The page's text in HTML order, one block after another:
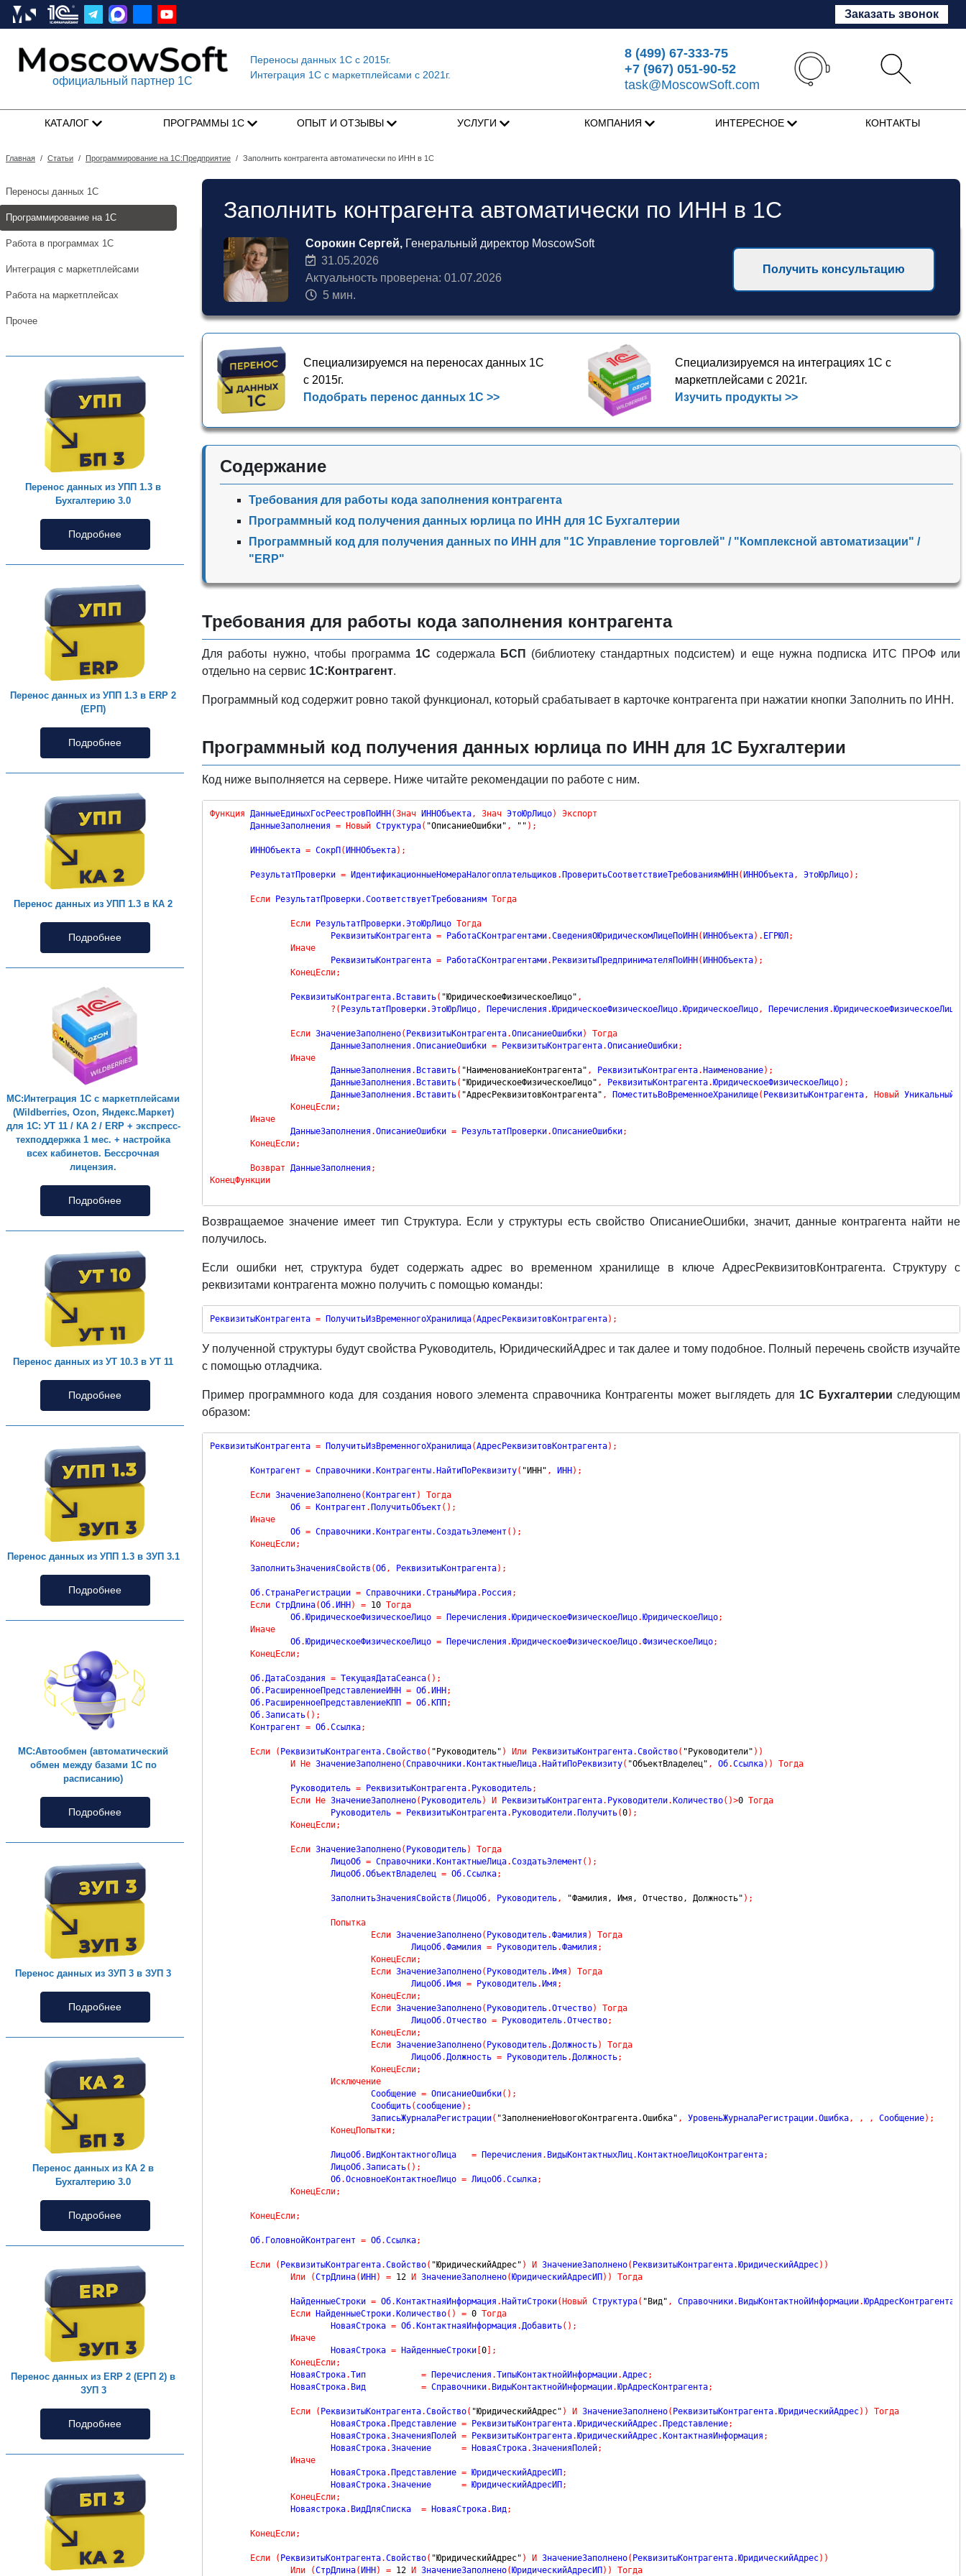
Заказать звонок
официальный партнер 1С
Переносы данных 1Сс 2015г.
Интеграция 1C с маркетплейсами с 2021г.
8 (499) 67-333-75
+7 (967) 051-90-52
task@MoscowSoft.com
КАТАЛОГ ПРОГРАММЫ 1С ОПЫТ И ОТЗЫВЫ УСЛУГИ КОМПАНИЯ ИНТЕРЕСНОЕ КОНТАКТЫ
Главная / Статьи / Программирование на 1С:Предприятие / Заполнить контрагента автоматически по ИНН в 1С
Переносы данных 1С
Программирование на 1С
Работа в программах 1С
Интеграция с маркетплейсами
Работа на маркетплейсах
Прочее
Перенос данных из УПП 1.3 в
Бухгалтерию 3.0
Подробнее
Перенос данных из УПП 1.3 в ERP 2
(ЕРП)
Подробнее
Перенос данных из УПП 1.3 в КА 2
Подробнее
МС:Интеграция 1С с маркетплейсами
(Wildberries, Ozon, Яндекс.Маркет)
для 1С: УТ 11 / КА 2 / ERP + экспресс-
техподдержка 1 мес. + настройка
всех кабинетов. Бессрочная
лицензия.
Подробнее
Перенос данных из УТ 10.3 в УТ 11
Подробнее
Перенос данных из УПП 1.3 в ЗУП 3.1
Подробнее
МС:Автообмен (автоматический
обмен между базами 1С по
расписанию)
Подробнее
Перенос данных из ЗУП 3 в ЗУП 3
Подробнее
Перенос данных из КА 2 в
Бухгалтерию 3.0
Подробнее
Перенос данных из ERP 2 (ЕРП 2) в
ЗУП 3
Подробнее
Заполнить контрагента автоматически по ИНН в 1С
Сорокин Сергей, Генеральный директор MoscowSoft
31.05.2026
Актуальность проверена: 01.07.2026
5 мин.
Получить консультацию
Специализируемся на переносах данных 1С
с 2015г.
Подобрать перенос данных 1С >>
Специализируемся на интеграциях 1С с
маркетплейсами с 2021г.
Изучить продукты >>
Содержание
Требования для работы кода заполнения контрагента
Программный код получения данных юрлица по ИНН для 1С Бухгалтерии
Программный код для получения данных по ИНН для "1С Управление торговлей" / "Комплексной автоматизации" /
"ERP"
Требования для работы кода заполнения контрагента
Для работы нужно, чтобы программа 1С содержала БСП
(библиотеку стандартных подсистем) и еще нужна подписка ИТС ПРОФ или
отдельно на сервис 1С:Контрагент.
Программный код содержит ровно такой функционал, который срабатывает в карточке контрагента при нажатии кнопки Заполнить по ИНН.
Программный код получения данных юрлица по ИНН для 1С Бухгалтерии
Код ниже выполняется на сервере. Ниже читайте рекомендации по работе с ним.
Функция ДанныеЕдиныхГосРеестровПоИНН (Знач ИННОбъекта, Знач ЭтоЮрЛицо)
Экспорт
	ДанныеЗаполнения
= Новый Структура( "ОписаниеОшибки" , "" ) ;
	ИННОбъекта
= СокрП ( ИННОбъекта) ;
	РезультатПроверки
= ИдентификационныеНомераНалогоплательщиков . ПроверитьСоответствиеТребованиямИНН ( ИННОбъекта, ЭтоЮрЛицо) ;
Если РезультатПроверки.СоответствуетТребованиям Тогда
Если РезультатПроверки.ЭтоЮрЛицо Тогда
			РеквизитыКонтрагента
= РаботаСКонтрагентами.СведенияОЮридическомЛицеПоИНН ( ИННОбъекта) . ЕГРЮЛ ;
Иначе
			РеквизитыКонтрагента
= РаботаСКонтрагентами. РеквизитыПредпринимателяПоИНН ( ИННОбъекта) ;
КонецЕсли;
		РеквизитыКонтрагента
. Вставить( "ЮридическоеФизическоеЛицо" ,
? ( РезультатПроверки.ЭтоЮрЛицо, Перечисления . ЮридическоеФизическоеЛицо. ЮридическоеЛицо, Перечисления . ЮридическоеФизическоеЛицо
Если ЗначениеЗаполнено( РеквизитыКонтрагента.ОписаниеОшибки)
Тогда
			ДанныеЗаполнения
.ОписаниеОшибки = РеквизитыКонтрагента.ОписаниеОшибки;
Иначе
			ДанныеЗаполнения
. Вставить( "НаименованиеКонтрагента" , РеквизитыКонтрагента. Наименование) ;
			ДанныеЗаполнения
. Вставить( "ЮридическоеФизическоеЛицо" , РеквизитыКонтрагента. ЮридическоеФизическоеЛицо) ;
			ДанныеЗаполнения
. Вставить( "АдресРеквизитовКонтрагента" , ПоместитьВоВременноеХранилище( РеквизитыКонтрагента, Новый
КонецЕсли;
Иначе
		ДанныеЗаполнения
.ОписаниеОшибки = РезультатПроверки.ОписаниеОшибки;
КонецЕсли;
Возврат ДанныеЗаполнения ;
КонецФункции
Возвращаемое значение имеет тип Структура. Если у структуры есть свойство ОписаниеОшибки, значит, данные контрагента найти не
получилось.
Если ошибки нет, структура будет содержать адрес во временном хранилище в ключе АдресРеквизитовКонтрагента. Структуру с
реквизитами контрагента можно получить с помощью команды:
РеквизитыКонтрагента = ПолучитьИзВременногоХранилища(АдресРеквизитовКонтрагента) ;
У полученной структуры будут свойства Руководитель, ЮридическийАдрес и так далее и тому подобное. Полный перечень свойств изучайте
с помощью отладчика.
Пример программного кода для создания нового элемента справочника Контрагенты может выглядеть для 1С Бухгалтерии следующим
образом:
РеквизитыКонтрагента = ПолучитьИзВременногоХранилища(АдресРеквизитовКонтрагента) ;
	Контрагент
= Справочники. Контрагенты. НайтиПоРеквизиту( "ИНН" , ИНН ) ;
Если ЗначениеЗаполнено( Контрагент )
Тогда
		Об
= Контрагент . ПолучитьОбъект ( ) ;
Иначе
		Об
= Справочники. Контрагенты.СоздатьЭлемент ( ) ;
КонецЕсли;
	ЗаполнитьЗначенияСвойств
(Об, РеквизитыКонтрагента) ;
	Об
.СтранаРегистрации = Справочники.СтраныМира. Россия ;
Если СтрДлина(Об. ИНН ) = 10 Тогда
		Об
. ЮридическоеФизическоеЛицо = Перечисления . ЮридическоеФизическоеЛицо. ЮридическоеЛицо;
Иначе
		Об
. ЮридическоеФизическоеЛицо = Перечисления . ЮридическоеФизическоеЛицо.ФизическоеЛицо;
КонецЕсли;
	Об
.ДатаСоздания = ТекущаяДатаСеанса( ) ;
	Об
. РасширенноеПредставлениеИНН = Об. ИНН ;
	Об
. РасширенноеПредставлениеКПП = Об. КПП ;
	Об
.Записать( ) ;
	Контрагент
= Об.Ссылка;
Если ( РеквизитыКонтрагента.Свойство( "Руководитель" ) Или РеквизитыКонтрагента.Свойство( "Руководители" ) )
И
Не ЗначениеЗаполнено(Справочники. КонтактныеЛица. НайтиПоРеквизиту( "ОбъектВладелец" , Об.Ссылка) ) Тогда
		Руководитель
= РеквизитыКонтрагента. Руководитель;
Если
Не ЗначениеЗаполнено( Руководитель) И РеквизитыКонтрагента. Руководители. Количество( )>0 Тогда
			Руководитель
= РеквизитыКонтрагента. Руководители. Получить(0) ;
КонецЕсли;
Если ЗначениеЗаполнено( Руководитель)
Тогда
			ЛицоОб
= Справочники. КонтактныеЛица.СоздатьЭлемент ( ) ;
			ЛицоОб
.ОбъектВладелец = Об.Ссылка;
			ЗаполнитьЗначенияСвойств
(ЛицоОб, Руководитель, "Фамилия, Имя, Отчество, Должность" ) ;
Попытка
Если ЗначениеЗаполнено( Руководитель.Фамилия )
Тогда
					ЛицоОб
.Фамилия = Руководитель.Фамилия ;
КонецЕсли;
Если ЗначениеЗаполнено( Руководитель. Имя )
Тогда
					ЛицоОб
. Имя = Руководитель. Имя ;
КонецЕсли;
Если ЗначениеЗаполнено( Руководитель.Отчество)
Тогда
					ЛицоОб
.Отчество = Руководитель.Отчество;
КонецЕсли;
Если ЗначениеЗаполнено( Руководитель.Должность)
Тогда
					ЛицоОб
.Должность = Руководитель.Должность;
КонецЕсли;
Исключение
				Сообщение
= ОписаниеОшибки( ) ;
				Сообщить
( сообщение) ;
				ЗаписьЖурналаРегистрации
( "ЗаполнениеНовогоКонтрагента.Ошибка" , УровеньЖурналаРегистрации.Ошибка, , , Сообщение) ;
КонецПопытки;
			ЛицоОб
. ВидКонтактногоЛица = Перечисления . ВидыКонтактныхЛиц. КонтактноеЛицоКонтрагента;
			ЛицоОб
.Записать( ) ;
			Об
.ОсновноеКонтактноеЛицо = ЛицоОб.Ссылка;
КонецЕсли;
КонецЕсли;
	Об
. ГоловнойКонтрагент = Об.Ссылка;
Если ( РеквизитыКонтрагента.Свойство( "ЮридическийАдрес" ) И ЗначениеЗаполнено( РеквизитыКонтрагента. ЮридическийАдрес) )
Или
(СтрДлина( ИНН ) = 12 И ЗначениеЗаполнено( ЮридическийАдресИП ) ) Тогда
		НайденныеСтроки
= Об. КонтактнаяИнформация . НайтиСтроки( Новый Структура( "Вид" , Справочники. ВидыКонтактнойИнформации. ЮрАдресКонтрагента
Если НайденныеСтроки. Количество( ) = 0 Тогда
			НоваяСтрока
= Об. КонтактнаяИнформация .Добавить( ) ;
Иначе
			НоваяСтрока
= НайденныеСтроки [0
;
КонецЕсли;
		НоваяСтрока
.Тип = Перечисления .ТипыКонтактнойИнформации.Адрес;
		НоваяСтрока
. Вид = Справочники. ВидыКонтактнойИнформации. ЮрАдресКонтрагента;
Если ( РеквизитыКонтрагента.Свойство( "ЮридическийАдрес" ) И ЗначениеЗаполнено( РеквизитыКонтрагента. ЮридическийАдрес) )
Тогда
			НоваяСтрока
. Представление = РеквизитыКонтрагента. ЮридическийАдрес. Представление;
			НоваяСтрока
.ЗначенияПолей = РеквизитыКонтрагента. ЮридическийАдрес. КонтактнаяИнформация ;
			НоваяСтрока
.Значение = НоваяСтрока.ЗначенияПолей;
Иначе
			НоваяСтрока
. Представление = ЮридическийАдресИП ;
			НоваяСтрока
.Значение = ЮридическийАдресИП ;
КонецЕсли;
		Новаястрока
. ВидДляСписка = НоваяСтрока. Вид;
КонецЕсли;
Если ( РеквизитыКонтрагента.Свойство( "ЮридическийАдрес" ) И ЗначениеЗаполнено( РеквизитыКонтрагента. ЮридическийАдрес) )
Или
(СтрДлина( ИНН ) = 12 И ЗначениеЗаполнено( ЮридическийАдресИП ) ) Тогда